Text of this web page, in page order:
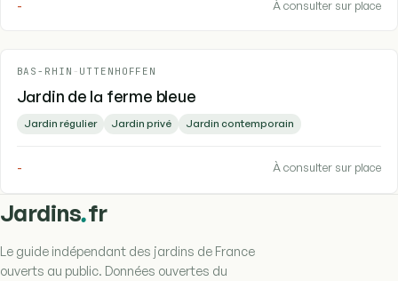
- À consulter sur place
BAS-RHIN - UTTENHOFFEN
Jardin de la ferme bleue
Jardin régulier Jardin privé Jardin contemporain
- À consulter sur place
Jardins.fr
Le guide indépendant des jardins de France
ouverts au public. Données ouvertes du